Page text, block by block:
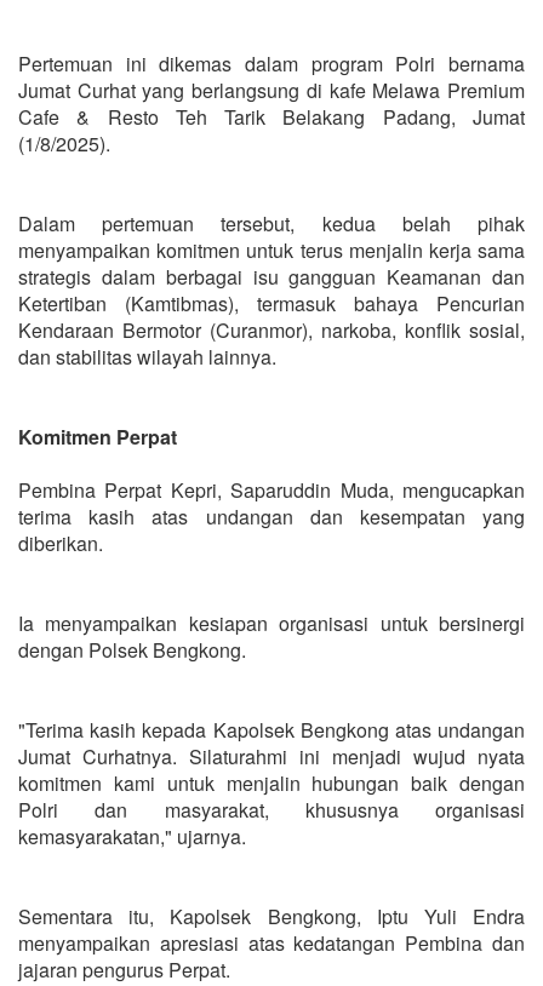
Pertemuan ini dikemas dalam program Polri bernama
Jumat Curhat yang berlangsung di kafe Melawa Premium
Cafe & Resto Teh Tarik Belakang Padang, Jumat
(1/8/2025).
Dalam pertemuan tersebut, kedua belah pihak
menyampaikan komitmen untuk terus menjalin kerja sama
strategis dalam berbagai isu gangguan Keamanan dan
Ketertiban (Kamtibmas), termasuk bahaya Pencurian
Kendaraan Bermotor (Curanmor), narkoba, konflik sosial,
dan stabilitas wilayah lainnya.
Komitmen Perpat
Pembina Perpat Kepri, Saparuddin Muda, mengucapkan
terima kasih atas undangan dan kesempatan yang
diberikan.
Ia menyampaikan kesiapan organisasi untuk bersinergi
dengan Polsek Bengkong.
"Terima kasih kepada Kapolsek Bengkong atas undangan
Jumat Curhatnya. Silaturahmi ini menjadi wujud nyata
komitmen kami untuk menjalin hubungan baik dengan
Polri dan masyarakat, khususnya organisasi
kemasyarakatan," ujarnya.
Sementara itu, Kapolsek Bengkong, Iptu Yuli Endra
menyampaikan apresiasi atas kedatangan Pembina dan
jajaran pengurus Perpat.